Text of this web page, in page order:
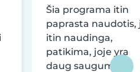
Šia programa itin
paprasta naudotis,
itin naudinga,
patikima, joje yra
daug saugumo ir